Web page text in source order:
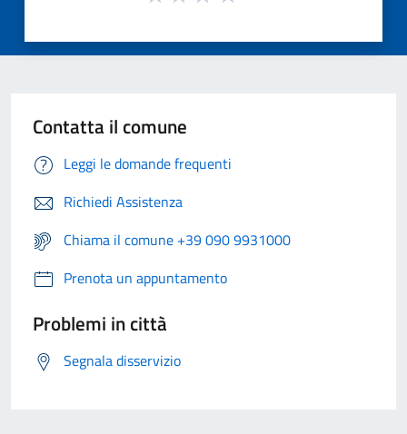
Contatta il comune
Leggi le domande frequenti
Richiedi Assistenza
Chiama il comune +39 090 9931000
Prenota un appuntamento
Problemi in città
Segnala disservizio